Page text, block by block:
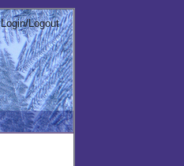
Login/Logout